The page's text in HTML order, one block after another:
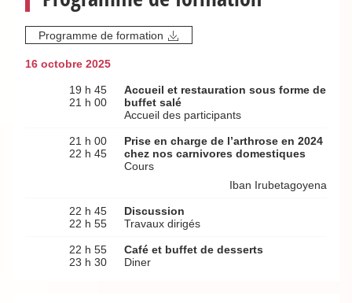
Programme de formation
16 octobre 2025
19 h 45
21 h 00
Accueil et restauration sous forme de
buffet salé
Accueil des participants
21 h 00
22 h 45
Prise en charge de l’arthrose en 2024
chez nos carnivores domestiques
Cours
Iban Irubetagoyena
22 h 45
22 h 55
Discussion
Travaux dirigés
22 h 55
23 h 30
Café et buffet de desserts
Diner